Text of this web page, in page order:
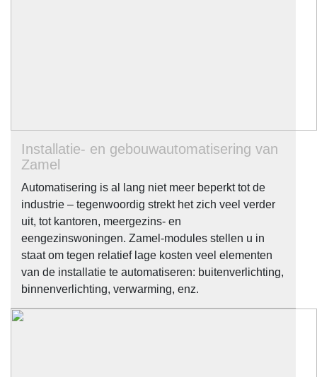
Installatie- en gebouwautomatisering van
Zamel
Automatisering is al lang niet meer beperkt tot de
industrie – tegenwoordig strekt het zich veel verder
uit, tot kantoren, meergezins- en
eengezinswoningen. Zamel-modules stellen u in
staat om tegen relatief lage kosten veel elementen
van de installatie te automatiseren: buitenverlichting,
binnenverlichting, verwarming, enz.